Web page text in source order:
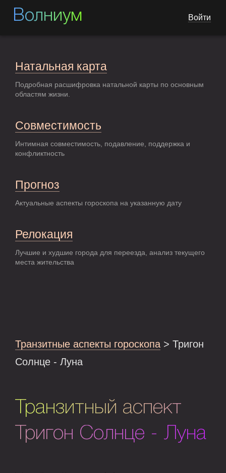
Волниум Войти
Натальная карта
Подробная расшифровка натальной карты по основным
областям жизни.
Совместимость
Интимная совместимость, подавление, поддержка и
конфликтность
Прогноз
Актуальные аспекты гороскопа на указанную дату
Релокация
Лучшие и худшие города для переезда, анализ текущего
места жительства
Транзитные аспекты гороскопа > Тригон
Солнце - Луна
Транзитный аспект
Тригон Солнце - Луна